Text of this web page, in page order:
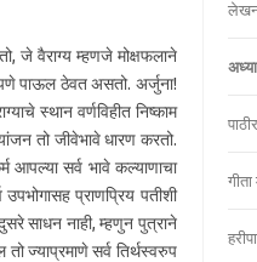
जे वैराग्य म्हणजे मोक्षफलाने
पाऊल ठेवत असतो. अर्जुना!
स्थान वर्णविहीत निष्काम
तो जीवेभावे धारण करतो.
आपल्या सर्व भावे कल्याणाचा
प्राणप्रिय पतीशी
साधन नाही, म्हणुन पुत्राने
ज्याप्रमाणे सर्व तिर्थस्वरुप